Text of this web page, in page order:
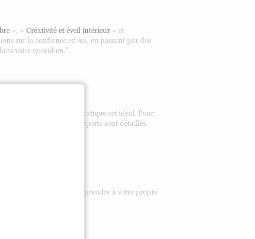
», « Créativité et éveil intérieur » et
sur la confiance en soi, en passant par des
votre quotidien.”
de théorie et de pratique est idéal. Pour
du contenu et des supports sont détaillés.
, permettent d’apprendre à votre propre